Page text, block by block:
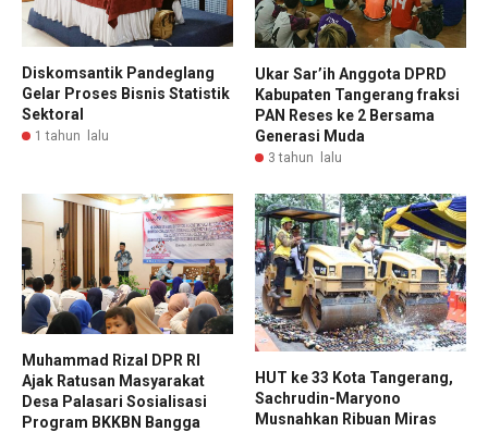
Diskomsantik Pandeglang
Gelar Proses Bisnis Statistik
Sektoral
1 tahun lalu
Ukar Sar’ih Anggota DPRD
Kabupaten Tangerang fraksi
PAN Reses ke 2 Bersama
Generasi Muda
3 tahun lalu
Muhammad Rizal DPR RI
Ajak Ratusan Masyarakat
Desa Palasari Sosialisasi
Program BKKBN Bangga
HUT ke 33 Kota Tangerang,
Sachrudin-Maryono
Musnahkan Ribuan Miras